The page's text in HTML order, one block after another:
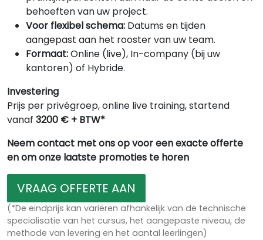
behoeften van uw project.
Voor flexibel schema: Datums en tijden
aangepast aan het rooster van uw team.
Formaat:Online (live), In-company (bij uw
kantoren) of Hybride.
Investering
Prijs per privégroep, online live training, startend
vanaf 3200 € + BTW*
Neem contact met ons op voor een exacte offerte
en om onze laatste promoties te horen
VRAAG OFFERTE AAN
(*De eindprijs kan variëren afhankelijk van de technische
specialisatie van het cursus, het aangepaste niveau, de
methode van levering en het aantal leerlingen)